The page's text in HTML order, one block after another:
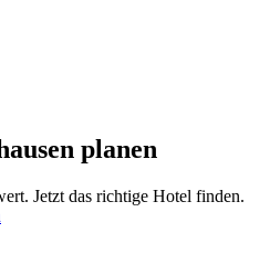
planen
Jetzt das richtige Hotel finden.